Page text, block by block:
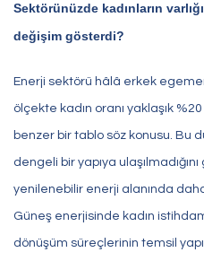
Sektörünüzde kadınların
değişim gösterdi?
Enerji sektörü hâlâ erkek
ölçekte kadın oranı yaklaşık
benzer bir tablo söz konusu. Bu
dengeli bir yapıya
yenilenebilir enerji alanında
Güneş enerjisinde kadın
dönüşüm süreçlerinin temsil